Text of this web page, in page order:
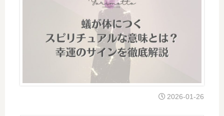
2026-01-26